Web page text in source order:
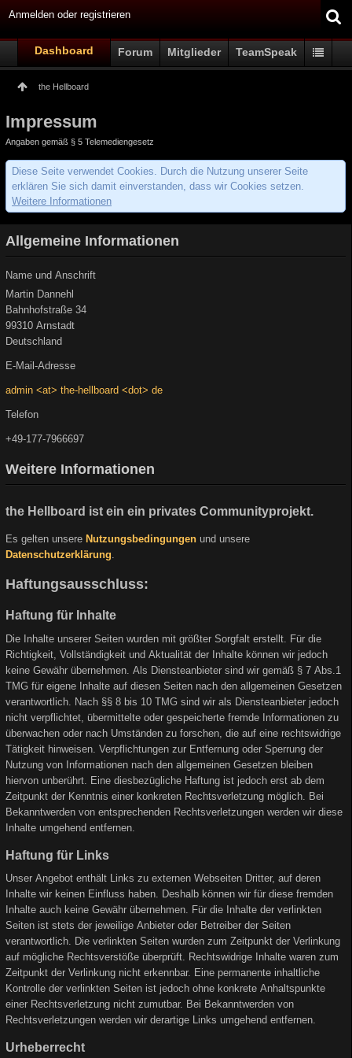
Anmelden oder registrieren
Dashboard Forum Mitglieder TeamSpeak
the Hellboard
Impressum
Angaben gemäß § 5 Telemediengesetz
Diese Seite verwendet Cookies. Durch die Nutzung unserer Seite
erklären Sie sich damit einverstanden, dass wir Cookies setzen.
Weitere Informationen
Allgemeine Informationen
Name und Anschrift
Martin Dannehl
Bahnhofstraße 34
99310 Arnstadt
Deutschland
E-Mail-Adresse
admin <at> the-hellboard <dot> de
Telefon
+49-177-7966697
Weitere Informationen
the Hellboard ist ein ein privates Communityprojekt.
Es gelten unsere Nutzungsbedingungen und unsere
Datenschutzerklärung
Haftungsausschluss:
Haftung für Inhalte
Die Inhalte unserer Seiten wurden mit größter Sorgfalt erstellt. Für die
Richtigkeit, Vollständigkeit und Aktualität der Inhalte können wir jedoch
keine Gewähr übernehmen. Als Diensteanbieter sind wir gemäß § 7 Abs.1
TMG für eigene Inhalte auf diesen Seiten nach den allgemeinen Gesetzen
verantwortlich. Nach §§ 8 bis 10 TMG sind wir als Diensteanbieter jedoch
nicht verpflichtet, übermittelte oder gespeicherte fremde Informationen zu
überwachen oder nach Umständen zu forschen, die auf eine rechtswidrige
Tätigkeit hinweisen. Verpflichtungen zur Entfernung oder Sperrung der
Nutzung von Informationen nach den allgemeinen Gesetzen bleiben
hiervon unberührt. Eine diesbezügliche Haftung ist jedoch erst ab dem
Zeitpunkt der Kenntnis einer konkreten Rechtsverletzung möglich. Bei
Bekanntwerden von entsprechenden Rechtsverletzungen werden wir diese
Inhalte umgehend entfernen.
Haftung für Links
Unser Angebot enthält Links zu externen Webseiten Dritter, auf deren
Inhalte wir keinen Einfluss haben. Deshalb können wir für diese fremden
Inhalte auch keine Gewähr übernehmen. Für die Inhalte der verlinkten
Seiten ist stets der jeweilige Anbieter oder Betreiber der Seiten
verantwortlich. Die verlinkten Seiten wurden zum Zeitpunkt der Verlinkung
auf mögliche Rechtsverstöße überprüft. Rechtswidrige Inhalte waren zum
Zeitpunkt der Verlinkung nicht erkennbar. Eine permanente inhaltliche
Kontrolle der verlinkten Seiten ist jedoch ohne konkrete Anhaltspunkte
einer Rechtsverletzung nicht zumutbar. Bei Bekanntwerden von
Rechtsverletzungen werden wir derartige Links umgehend entfernen.
Urheberrecht